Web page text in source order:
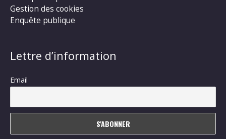
Gestion des cookies
Enquête publique
Lettre d’information
Email